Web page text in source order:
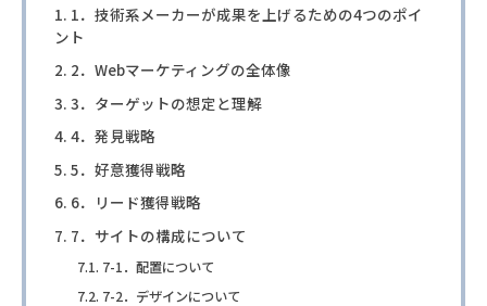
1．技術系メーカーが成果を上げるための4つのポイ
ント
2．Webマーケティングの全体像
3．ターゲットの想定と理解
4．発見戦略
5．好意獲得戦略
6．リード獲得戦略
7．サイトの構成について
7-1．配置について
7-2．デザインについて